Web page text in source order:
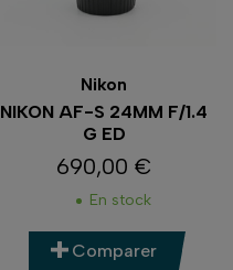
Nikon
NIKON AF-S 24MM F/1.4
G ED
Prix
690,00 €
En stock
Comparer